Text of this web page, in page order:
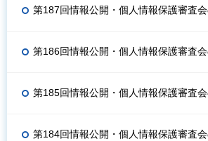
第187回情報公開・個人情報保護審査
第186回情報公開・個人情報保護審査
第185回情報公開・個人情報保護審査
第184回情報公開・個人情報保護審査